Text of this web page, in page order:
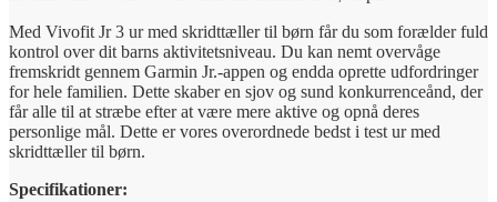
Med Vivofit Jr 3 ur med skridttæller til børn får du som forælder fuld
kontrol over dit barns aktivitetsniveau. Du kan nemt overvåge
fremskridt gennem Garmin Jr.-appen og endda oprette udfordringer
for hele familien. Dette skaber en sjov og sund konkurrenceånd, der
får alle til at stræbe efter at være mere aktive og opnå deres
personlige mål. Dette er vores overordnede bedst i test ur med
skridttæller til børn.
Specifikationer: